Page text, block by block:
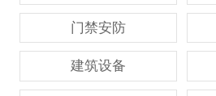
门禁安防
建筑设备